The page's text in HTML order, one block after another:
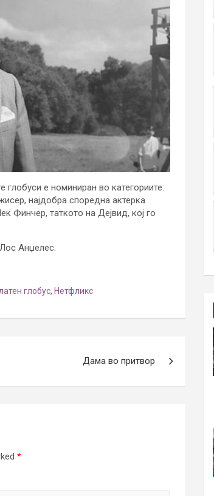
е номиниран во категориите:
најдобра споредна актерка
Финчер, таткото на Дејвид, кој го
Анџелес.
глобус, Нетфликс
Дама во притвор
*